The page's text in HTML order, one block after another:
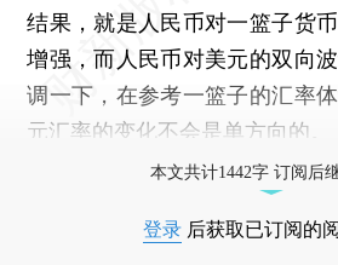
结果，就是人民币对一篮子货
增强，而人民币对美元的双向
调一下，在参考一篮子的汇率
元汇率的变化不会是单方向的。
本文共计1442字 订阅后
登录 后获取已订阅的